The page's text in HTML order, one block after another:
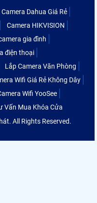
Camera Dahua Giá Rẻ
Camera HIKVISION
gia đình
điện thoại
Lắp Camera Văn Phòng
Wifi Giá Rẻ Không Dây
Wifi YooSee
Vấn Mua Khóa Cửa
All Rights Reserved.